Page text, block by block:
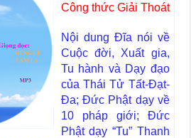
Công thức Giải Thoát
Nội dung Đĩa nói về
Cuộc đời, Xuất gia,
Tu hành và Dạy đạo
của Thái Tử Tất-Đạt-
Đa; Đức Phật dạy về
10 pháp giới; Đức
Phật dạy “Tu” Thanh